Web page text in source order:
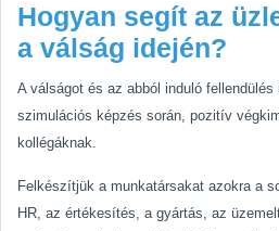
Hogyan segít az
a válság idején?
A válságot és az abból induló
szimulációs képzés során, pozitív
kollégáknak.
Felkészítjük a munkatársakat azokra a
HR, az értékesítés, a gyártás, az